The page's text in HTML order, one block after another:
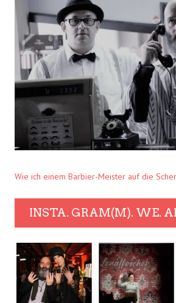
Wie ich einem Barbier-Meister auf die
INSTA. GRAM(M). WE.